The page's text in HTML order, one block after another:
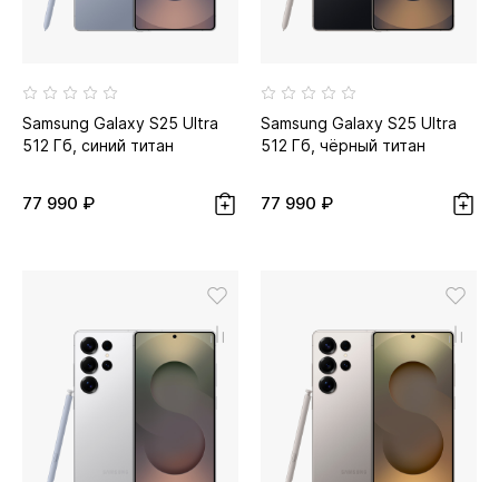
Samsung Galaxy S25 Ultra
512 Гб, синий титан
77 990 ₽
Samsung Galaxy S25 Ultra
512 Гб, чёрный титан
77 990 ₽